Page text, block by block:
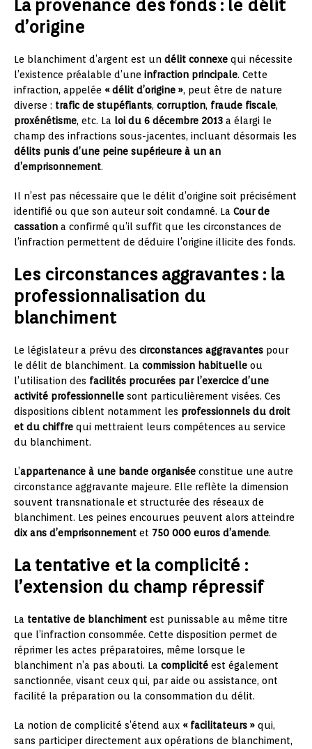
La provenance des fonds : le délit
d’origine
Le blanchiment d’argent est un délit connexe qui nécessite
l’existence préalable d’une infraction principale. Cette
infraction, appelée « délit d’origine », peut être de nature
diverse : trafic de stupéfiants, corruption, fraude fiscale,
proxénétisme, etc. La loi du 6 décembre 2013 a élargi le
champ des infractions sous-jacentes, incluant désormais les
délits punis d’une peine supérieure à un an
d’emprisonnement.
Il n’est pas nécessaire que le délit d’origine soit précisément
identifié ou que son auteur soit condamné. La Cour de
cassation a confirmé qu’il suffit que les circonstances de
l’infraction permettent de déduire l’origine illicite des fonds.
Les circonstances aggravantes : la
professionnalisation du
blanchiment
Le législateur a prévu des circonstances aggravantes pour
le délit de blanchiment. La commission habituelle ou
l’utilisation des facilités procurées par l’exercice d’une
activité professionnelle sont particulièrement visées. Ces
dispositions ciblent notamment les professionnels du droit
et du chiffre qui mettraient leurs compétences au service
du blanchiment.
L’appartenance à une bande organisée constitue une autre
circonstance aggravante majeure. Elle reflète la dimension
souvent transnationale et structurée des réseaux de
blanchiment. Les peines encourues peuvent alors atteindre
dix ans d’emprisonnement et 750 000 euros d’amende.
La tentative et la complicité :
l’extension du champ répressif
La tentative de blanchiment est punissable au même titre
que l’infraction consommée. Cette disposition permet de
réprimer les actes préparatoires, même lorsque le
blanchiment n’a pas abouti. La complicité est également
sanctionnée, visant ceux qui, par aide ou assistance, ont
facilité la préparation ou la consommation du délit.
La notion de complicité s’étend aux « facilitateurs » qui,
sans participer directement aux opérations de blanchiment,